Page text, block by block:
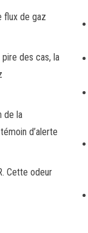
flux de gaz
des cas, la
de la
d’alerte
Cette odeur